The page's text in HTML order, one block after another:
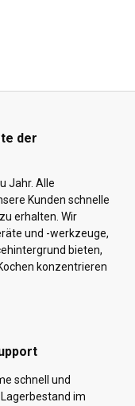
der
Jahr. Alle
Kunden schnelle
erhalten. Wir
und -werkzeuge,
bieten,
konzentrieren
schnell und
im